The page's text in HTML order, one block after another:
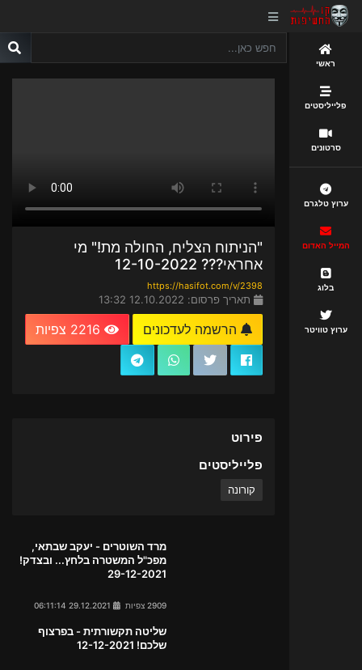
ראשי
פלייליסטים
סרטונים
ערוץ טלגרם
המייל האדום
בלוג
ערוץ טוויטר
"הניתוח הצליח, החולה מת!" מי
אחראי??? 12-10-2022
https://hasifot.com/v/2398
תאריך פרסום: 12.10.2022 13:32
הרשמה לעדכונים
פירוט
פלייליסטים
קורונה
מרד השוטרים - יעקב שבתאי,
מפכ"ל המשטרה בלחץ... ובצדק!
29-12-2021
2909 צפיות
שליטה תקשורתית - בפרצוף
שלכם! 12-12-2021